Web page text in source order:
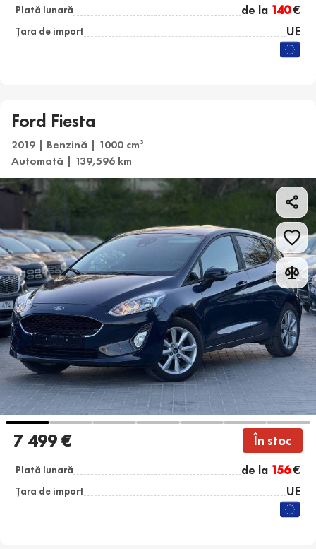
Plată lunară de la 140€
Țara de import UE
Ford Fiesta
2019 | Benzină | 1000 cm3
Automată | 139,596 km
7 499 € În stoc
Plată lunară de la 156€
Țara de import UE